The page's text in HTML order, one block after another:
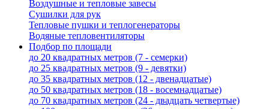
Воздушные и тепловые завесы
Сушилки для рук
Тепловые пушки и теплогенераторы
Водяные тепловентиляторы
Подбор по площади
до 20 квадратных метров (7 - семерки)
до 25 квадратных метров (9 - девятки)
до 35 квадратных метров (12 - двенадцатые)
до 50 квадратных метров (18 - восемнадцатые)
до 70 квадратных метров (24 - двадцать четвертые)